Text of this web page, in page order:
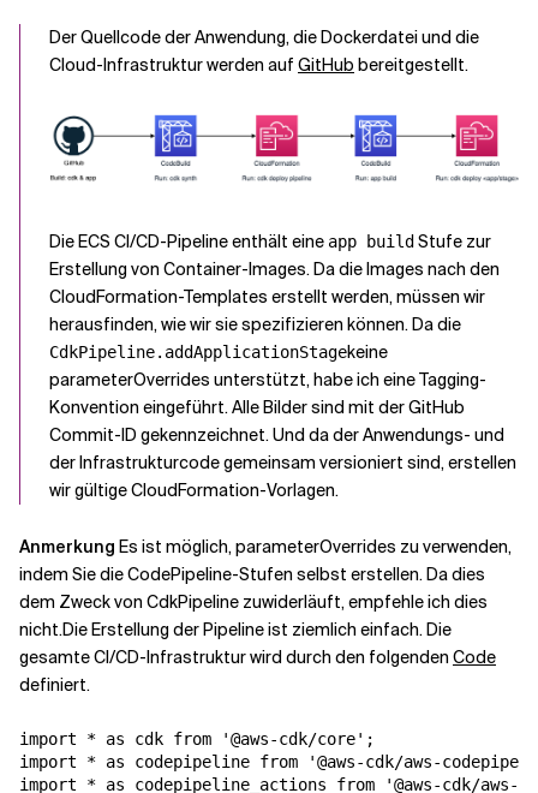
Der Quellcode der Anwendung, die Dockerdatei und die
Cloud-Infrastruktur werden auf GitHub bereitgestellt.
Die ECS CI/CD-Pipeline enthält eine app build Stufe zur
Erstellung von Container-Images. Da die Images nach den
CloudFormation-Templates erstellt werden, müssen wir
herausfinden, wie wir sie spezifizieren können. Da die
CdkPipeline.addApplicationStagekeine
parameterOverrides unterstützt, habe ich eine Tagging-
Konvention eingeführt. Alle Bilder sind mit der GitHub
Commit-ID gekennzeichnet. Und da der Anwendungs- und
der Infrastrukturcode gemeinsam versioniert sind, erstellen
wir gültige CloudFormation-Vorlagen.
Anmerkung Es ist möglich, parameterOverrides zu verwenden,
indem Sie die CodePipeline-Stufen selbst erstellen. Da dies
dem Zweck von CdkPipeline zuwiderläuft, empfehle ich dies
nicht.Die Erstellung der Pipeline ist ziemlich einfach. Die
gesamte CI/CD-Infrastruktur wird durch den folgenden Code
definiert.
import * as cdk from '@aws-cdk/core';
import * as codepipeline from '@aws-cdk/aws-
import * as codepipeline_actions from '@aws-cdk/aws-